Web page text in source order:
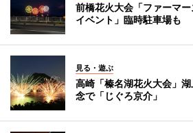
前橋花火大会「ファーマ
イベント」臨時駐車場も
見る・遊ぶ
高崎「榛名湖花火大会」
念で「じぐろ京介」